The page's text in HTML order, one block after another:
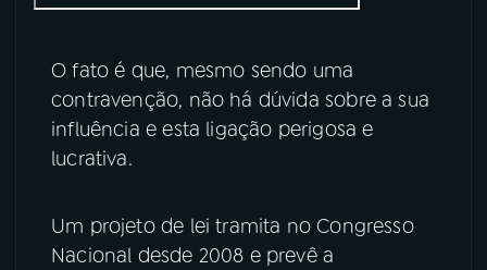
O fato é que, mesmo sendo uma
contravenção, não há dúvida sobre a sua
influência e esta ligação perigosa e
lucrativa.
Um projeto de lei tramita no Congresso
Nacional desde 2008 e prevê a